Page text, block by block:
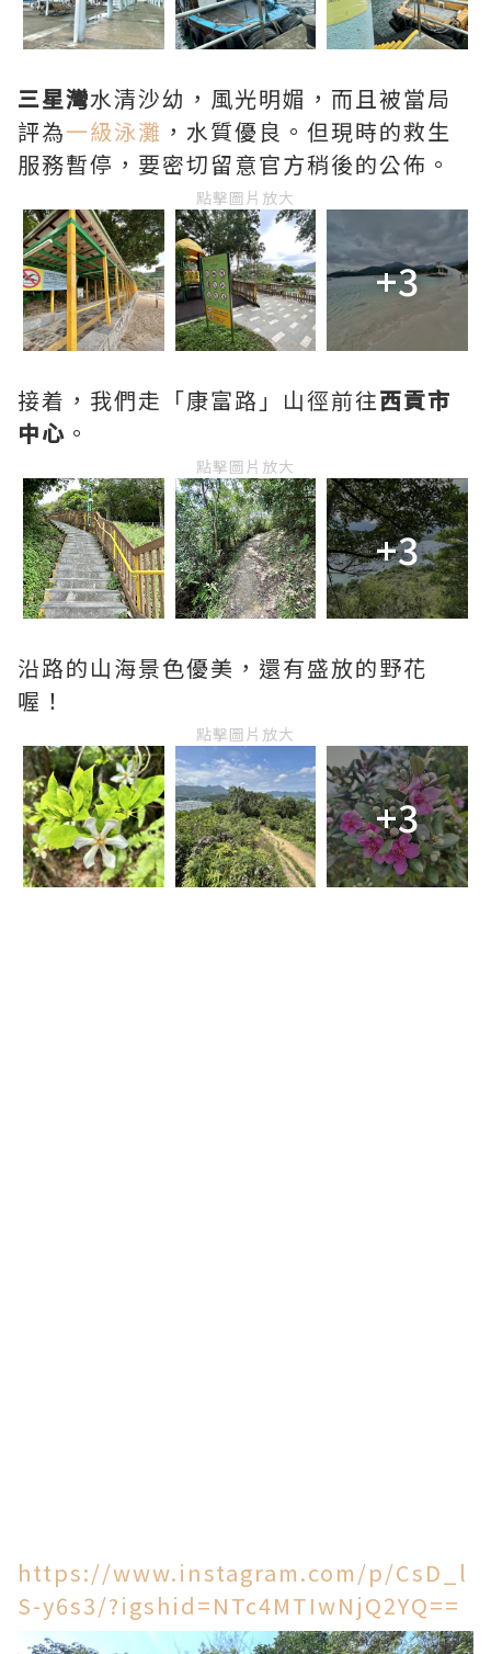
三星灣水清沙幼，風光明媚，而且被當局
評為一級泳灘 ，水質優良。但現時的救生
服務暫停，要密切留意官方稍後的公佈。
點擊圖片放大
+3
接着，我們走「康富路」山徑前往西貢市
中心 。
點擊圖片放大
+3
沿路的山海景色優美，還有盛放的野花
喔！
點擊圖片放大
+3
https://www.instagram.com/p/CsD_l
S-y6s3/?igshid=NTc4MTIwNjQ2YQ==